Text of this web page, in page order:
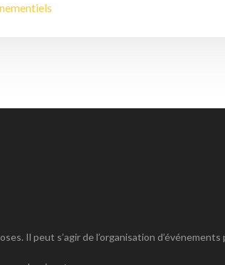
Il peut s’agir de l’organisation